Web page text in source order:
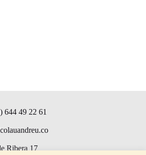
644 49 22 61
Ribera 17